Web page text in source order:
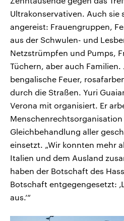
Ultrakonservativen. Auch sie
angereist: Frauengruppen,
aus der Schwulen- und
Netzstrümpfen und Pumps,
Tüchern, aber auch Familien.
bengalische Feuer,
durch die Straßen. Yuri
Verona mit organisiert. Er
Gleichbehandlung aller
einsetzt. „Wir konnten mehr
Italien und dem Ausland
haben der Botschaft des
Botschaft entgegengesetzt:
aus.‘“